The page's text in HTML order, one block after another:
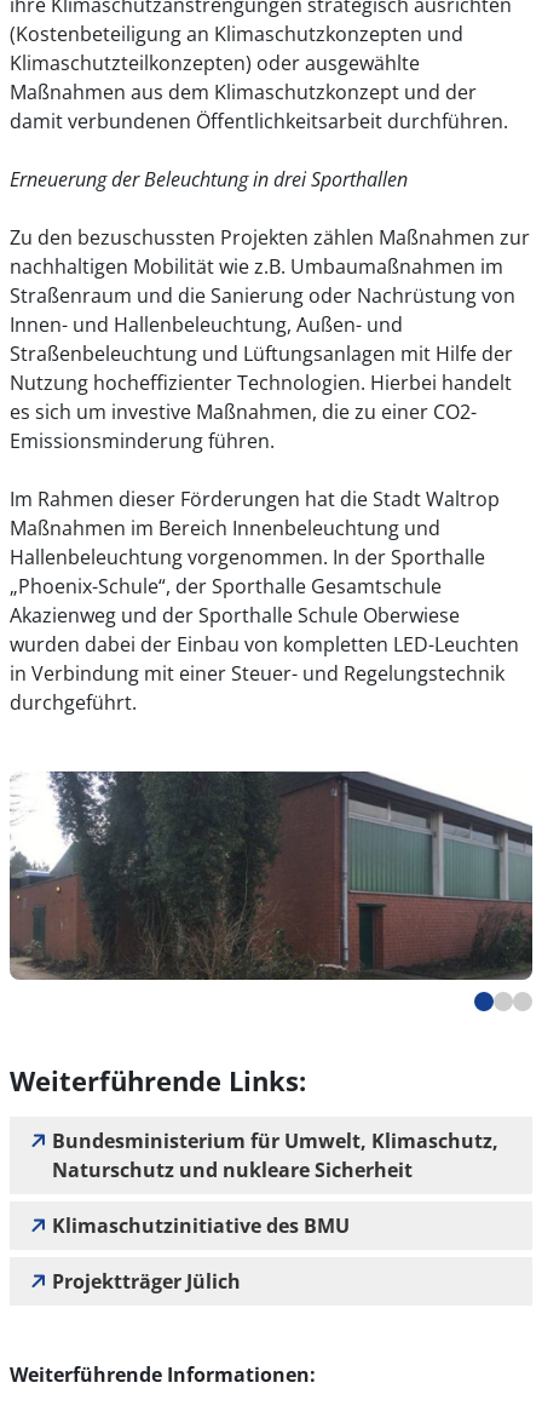
(Kostenbeteiligung an Klimaschutzkonzepten und
Klimaschutzteilkonzepten) oder ausgewählte
Maßnahmen aus dem Klimaschutzkonzept und der
damit verbundenen Öffentlichkeitsarbeit durchführen.
Erneuerung der Beleuchtung in drei Sporthallen
Zu den bezuschussten Projekten zählen Maßnahmen zur
nachhaltigen Mobilität wie z.B. Umbaumaßnahmen im
Straßenraum und die Sanierung oder Nachrüstung von
Innen- und Hallenbeleuchtung, Außen- und
Straßenbeleuchtung und Lüftungsanlagen mit Hilfe der
Nutzung hocheffizienter Technologien. Hierbei handelt
es sich um investive Maßnahmen, die zu einer CO2-
Emissionsminderung führen.
Im Rahmen dieser Förderungen hat die Stadt Waltrop
Maßnahmen im Bereich Innenbeleuchtung und
Hallenbeleuchtung vorgenommen. In der Sporthalle
„Phoenix-Schule“, der Sporthalle Gesamtschule
Akazienweg und der Sporthalle Schule Oberwiese
wurden dabei der Einbau von kompletten LED-Leuchten
in Verbindung mit einer Steuer- und Regelungstechnik
durchgeführt.
Weiterführende Links:
Bundesministerium für Umwelt, Klimaschutz,
Naturschutz und nukleare Sicherheit
Klimaschutzinitiative des BMU
Projektträger Jülich
Weiterführende Informationen: